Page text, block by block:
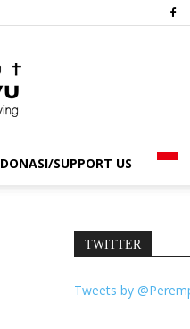
DONASI/SUPPORT US
TWITTER
Tweets by